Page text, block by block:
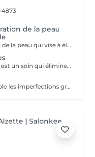
4873
de la peau
Ce service est une expérience de soin de la peau qui vise à éliminer les cellules mortes de la peau, à lisser la texture et à préparer la peau pour d'autres traitements ou pour améliorer son apparence générale. Lors de ce service, un exfoliant doux est appliqué sur la peau, puis massé en douceur pour éliminer les impuretés et les cellules mortes. Le résultat est une peau plus lisse, plus radieuse et plus réceptive aux autres soins de la peau. Ce service est idéal pour maintenir une peau saine et éclatante.
L'exfoliation, ou gommage du corps, est un soin qui élimine les cellules mortes de la peau à l'aide de produits abrasifs ou d'exfoliants chimiques. Ce traitement affine la texture de la peau, la rend plus douce et éclatante, tout en optimisant l'absorption des soins hydratants.
Notre soin anti-boutons du fessier cible les imperfections grâce à un nettoyage en profondeur, combiné à l'utilisation de produits exfoliants et antibactériens. Ce soin réduit l'apparition des boutons, apaise la peau et améliore visiblement sa texture